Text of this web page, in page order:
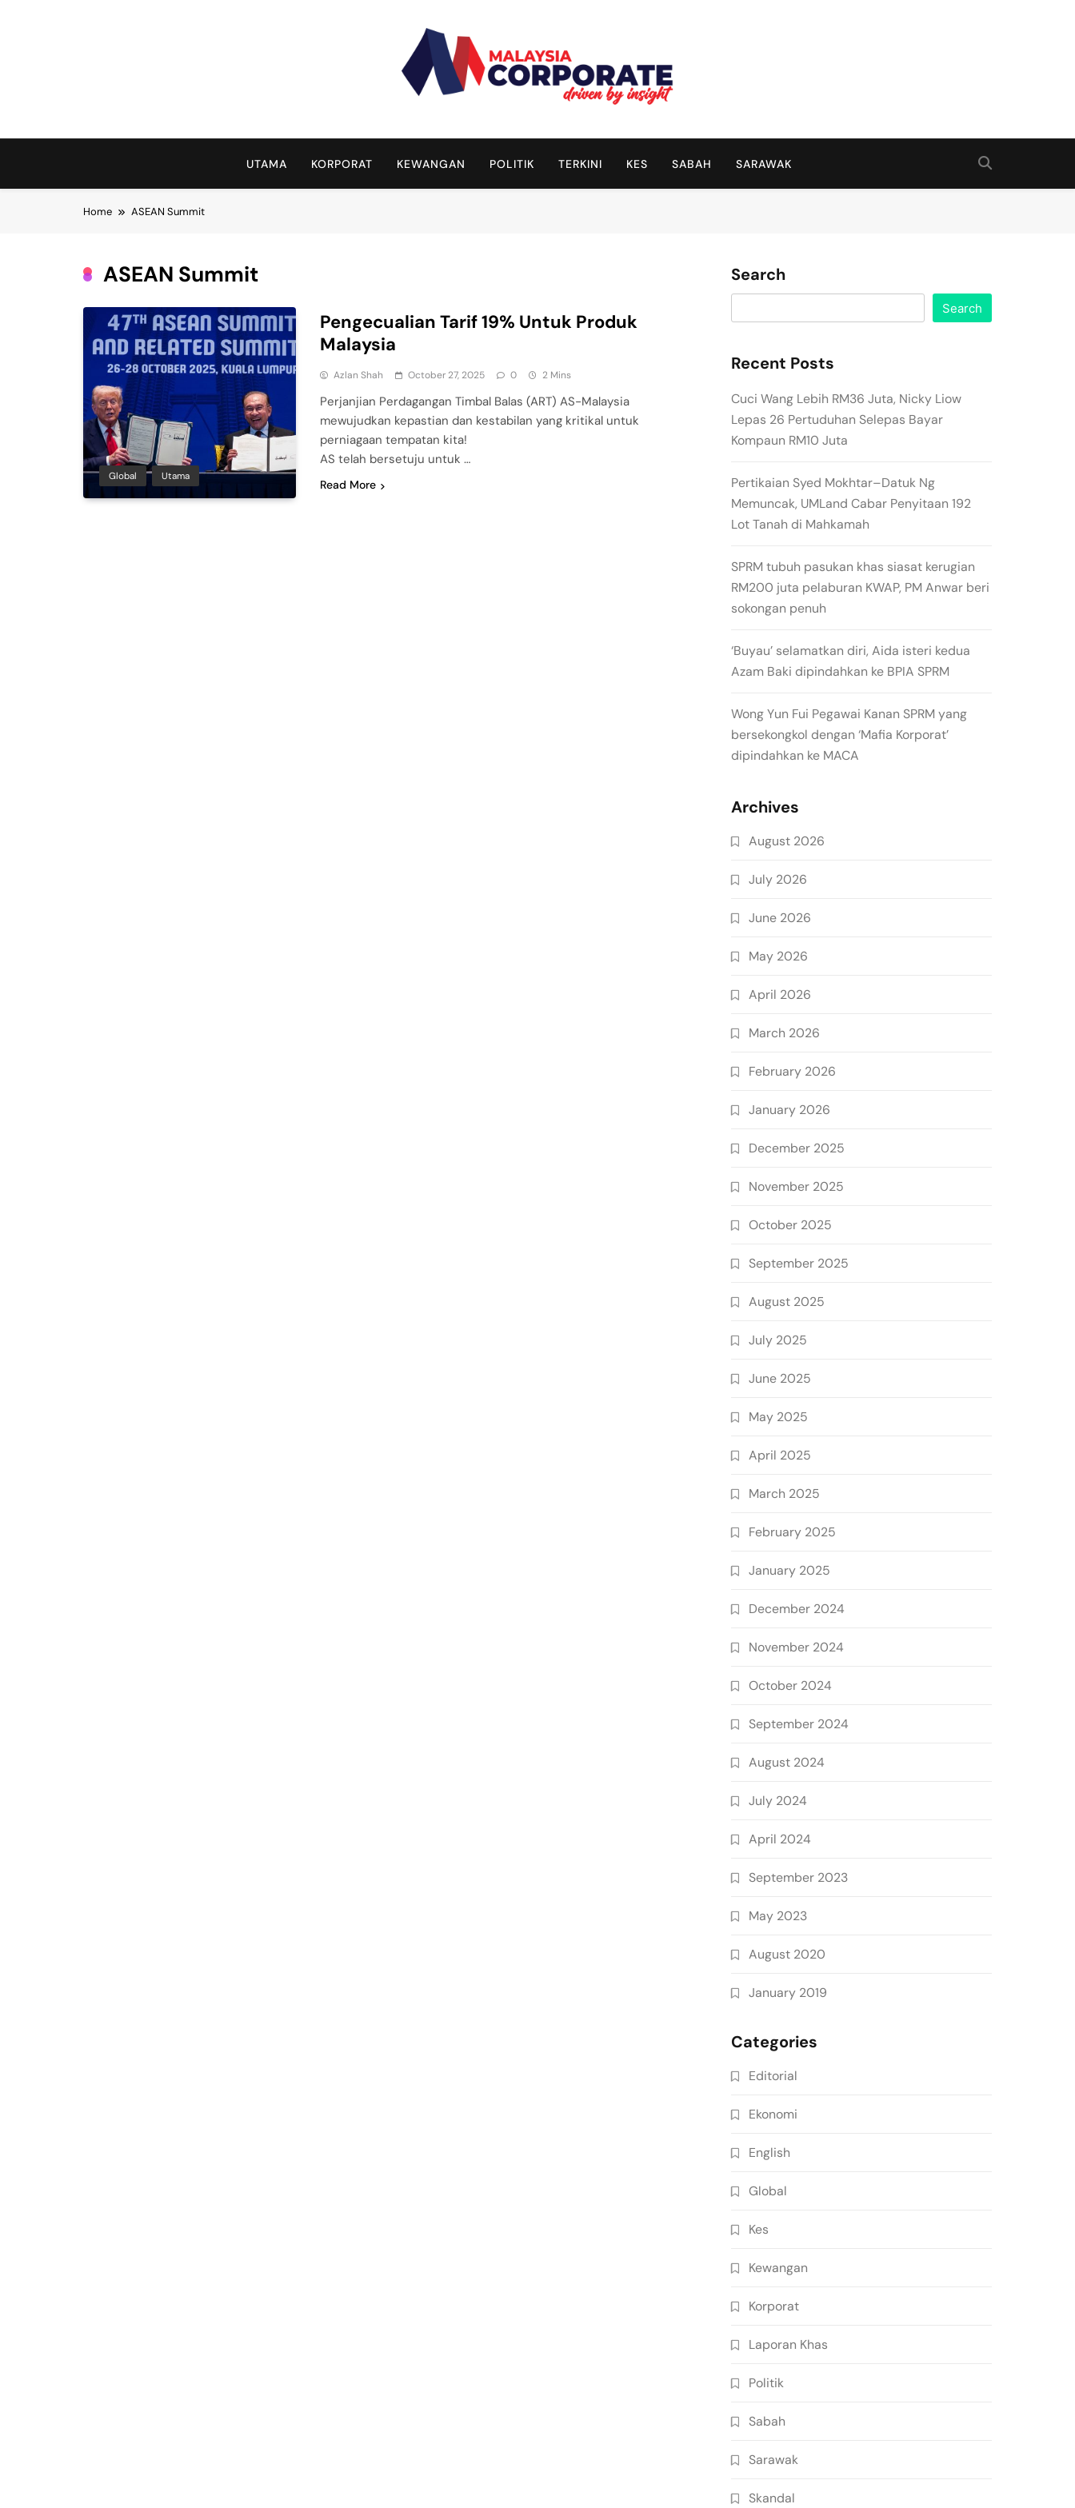
UTAMA KORPORAT KEWANGAN POLITIK TERKINI KES SABAH SARAWAK
Home ASEAN Summit
ASEAN Summit
Global Utama
Pengecualian Tarif 19% Untuk Produk
Malaysia
Azlan Shah October 27, 2025 0 2 Mins
Perjanjian Perdagangan Timbal Balas (ART) AS-Malaysia
mewujudkan kepastian dan kestabilan yang kritikal untuk
perniagaan tempatan kita!
AS telah bersetuju untuk …
Read More
Search
Search
Recent Posts
Cuci Wang Lebih RM36 Juta, Nicky Liow
Lepas 26 Pertuduhan Selepas Bayar
Kompaun RM10 Juta
Pertikaian Syed Mokhtar–Datuk Ng
Memuncak, UMLand Cabar Penyitaan 192
Lot Tanah di Mahkamah
SPRM tubuh pasukan khas siasat kerugian
RM200 juta pelaburan KWAP, PM Anwar beri
sokongan penuh
‘Buyau’ selamatkan diri, Aida isteri kedua
Azam Baki dipindahkan ke BPIA SPRM
Wong Yun Fui Pegawai Kanan SPRM yang
bersekongkol dengan ‘Mafia Korporat’
dipindahkan ke MACA
Archives
August 2026
July 2026
June 2026
May 2026
April 2026
March 2026
February 2026
January 2026
December 2025
November 2025
October 2025
September 2025
August 2025
July 2025
June 2025
May 2025
April 2025
March 2025
February 2025
January 2025
December 2024
November 2024
October 2024
September 2024
August 2024
July 2024
April 2024
September 2023
May 2023
August 2020
January 2019
Categories
Editorial
Ekonomi
English
Global
Kes
Kewangan
Korporat
Laporan Khas
Politik
Sabah
Sarawak
Skandal